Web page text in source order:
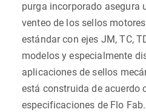
purga incorporado asegura
venteo de los sellos
estándar con ejes JM, TC,
modelos y especialmente
aplicaciones de sellos
está construida de acuerdo
especificaciones de Flo